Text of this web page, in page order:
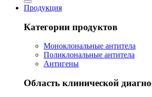
Продукция
Категории продуктов
Моноклональные антитела
Поликлональные антитела
Антигены
Область клинической